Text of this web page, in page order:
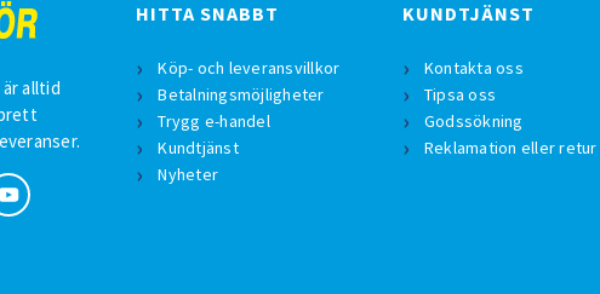
alltid
HITTA SNABBT
Köp- och leveransvillkor
Betalningsmöjligheter
Trygg e-handel
Kundtjänst
Nyheter
KUNDTJÄNST
Kontakta oss
Tipsa oss
Godssökning
Reklamation eller retur